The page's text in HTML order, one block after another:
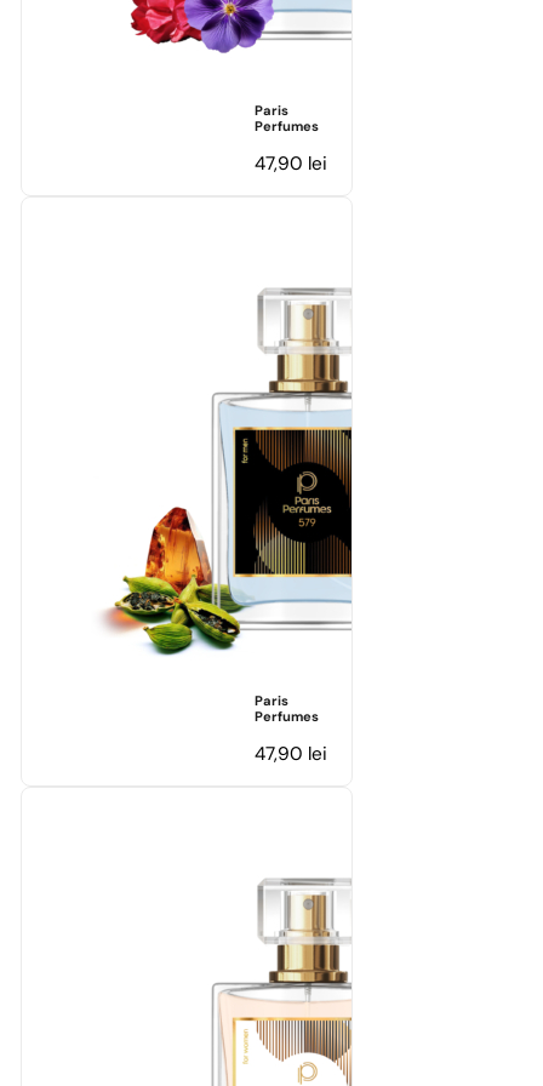
Paris
Perfumes
47,90 lei
Paris
Perfumes
47,90 lei